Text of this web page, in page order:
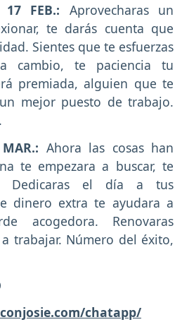
17 FEB.: Aprovecharas un
te darás cuenta que
Sientes que te esfuerzas
cambio, te paciencia tu
premiada, alguien que te
mejor puesto de trabajo.
Ahora las cosas han
te empezara a buscar, te
Dedicaras el día a tus
dinero extra te ayudara a
acogedora. Renovaras
trabajar. Número del éxito,
chatapp/